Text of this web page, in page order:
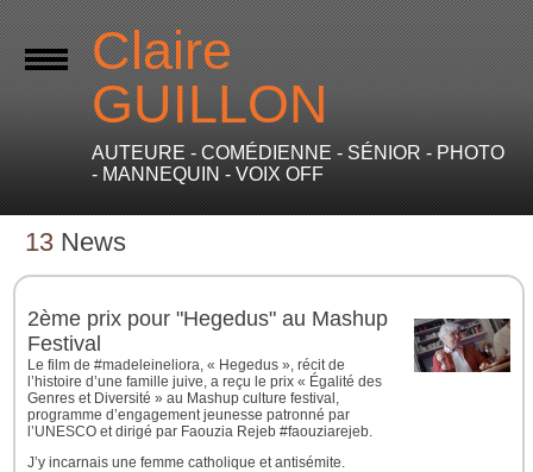
Claire
GUILLON
AUTEURE - COMÉDIENNE - SÉNIOR - PHOTO
- MANNEQUIN - VOIX OFF
13 News
2ème prix pour "Hegedus" au Mashup
Festival
Le film de #madeleineliora, « Hegedus », récit de
l’histoire d’une famille juive, a reçu le prix « Égalité des
Genres et Diversité » au Mashup culture festival,
programme d’engagement jeunesse patronné par
l’UNESCO et dirigé par Faouzia Rejeb #faouziarejeb.
J’y incarnais une femme catholique et antisémite.